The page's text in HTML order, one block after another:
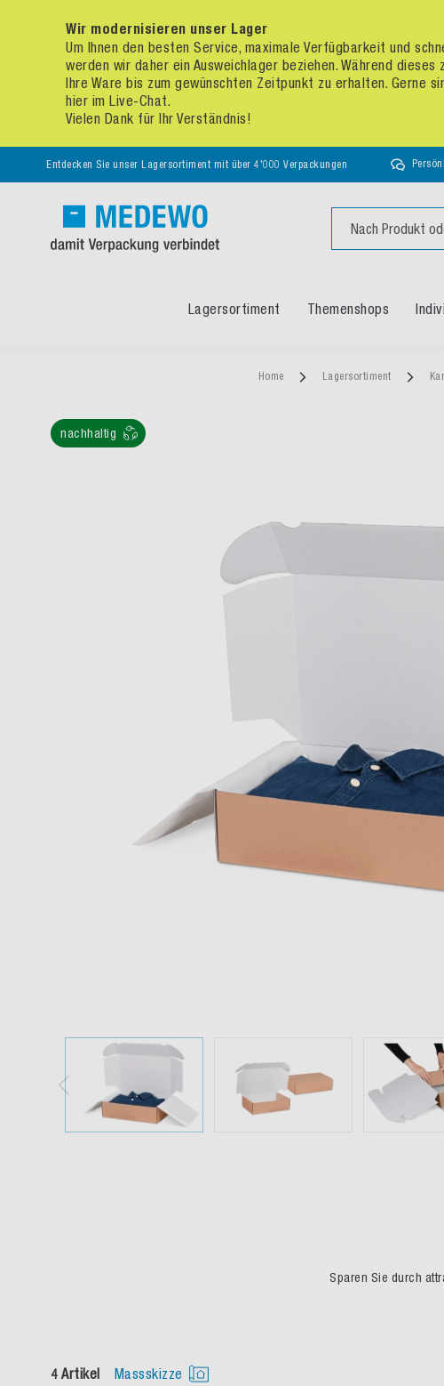
Wir modernisieren unser Lager
Um Ihnen den besten Service, maximale Verfügbarkeit und
werden wir daher ein Ausweichlager beziehen. Während
Ihre Ware bis zum gewünschten Zeitpunkt zu erhalten. Gerne
hier im Live-Chat.
Vielen Dank für Ihr Verständnis!
Entdecken Sie unser Lagersortiment mit über 4'000 Verpackungen
Lagersortiment Themenshops
Home Lagersortiment
nachhaltig
Sparen Sie durch
4 Artikel Massskizze